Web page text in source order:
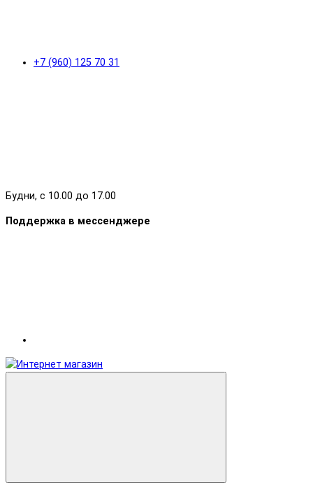
+7 (960) 125 70 31
Будни, с 10.00 до 17.00
Поддержка в мессенджере